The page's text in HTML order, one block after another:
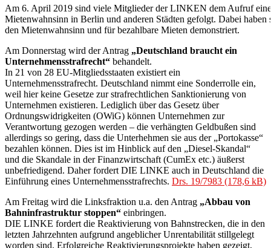
Am 6. April 2019 sind viele Mitglieder der LINKEN dem Aufruf
Mietenwahnsinn in Berlin und anderen Städten gefolgt. Dabei haben
den Mietenwahnsinn und für bezahlbare Mieten demonstriert.
Am Donnerstag wird der Antrag „Deutschland braucht ein
Unternehmensstrafrecht“ behandelt.
In 21 von 28 EU-Mitgliedsstaaten existiert ein
Unternehmensstrafrecht. Deutschland nimmt eine Sonderrolle ein,
weil hier keine Gesetze zur strafrechtlichen Sanktionierung von
Unternehmen existieren. Lediglich über das Gesetz über
Ordnungswidrigkeiten (OWiG) können Unternehmen zur
Verantwortung gezogen werden – die verhängten Geldbußen sind
allerdings so gering, dass die Unterhehmen sie aus der „Portokasse“
bezahlen können. Dies ist im Hinblick auf den „Diesel-Skandal“
und die Skandale in der Finanzwirtschaft (CumEx etc.) äußerst
unbefriedigend. Daher fordert DIE LINKE auch in Deutschland die
Einführung eines Unternehmensstrafrechts. Drs. 19/7983
Am Freitag wird die Linksfraktion u.a. den Antrag „Abbau von
Bahninfrastruktur stoppen“ einbringen.
DIE LINKE fordert die Reaktivierung von Bahnstrecken, die in den
letzten Jahrzehnten aufgrund angeblicher Unrentabilität stillgelegt
worden sind. Erfolgreiche Reaktivierungsprojekte haben gezeigt,